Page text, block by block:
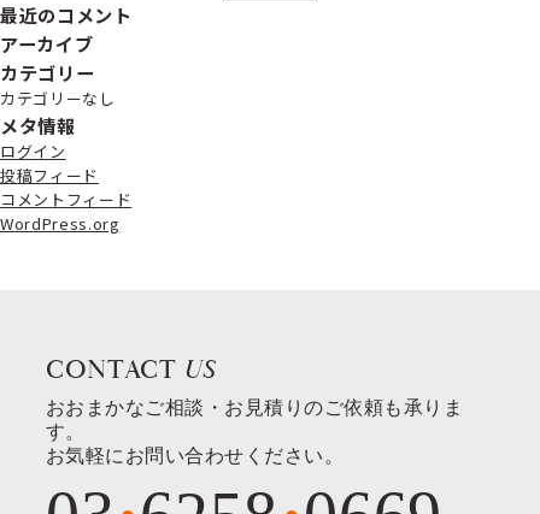
最近のコメント
アーカイブ
カテゴリー
カテゴリーなし
メタ情報
ログイン
投稿フィード
コメントフィード
WordPress.org
CONTACT US
おおまかなご相談・お見積りのご依頼も承りま
す。
お気軽にお問い合わせください。